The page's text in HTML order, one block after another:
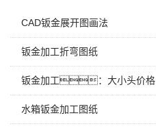
CAD钣金展开图画法
钣金加工折弯图纸
钣金加工：大小头价格
水箱钣金加工图纸